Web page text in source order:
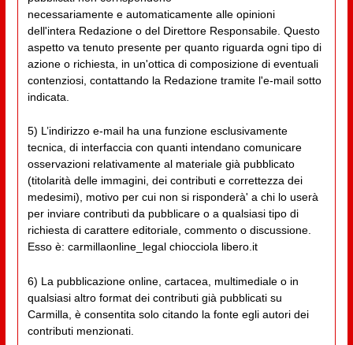
necessariamente e automaticamente alle opinioni
dell'intera Redazione o del Direttore Responsabile. Questo
aspetto va tenuto presente per quanto riguarda ogni tipo di
azione o richiesta, in un'ottica di composizione di eventuali
contenziosi, contattando la Redazione tramite l'e-mail sotto
indicata.
5) L’indirizzo e-mail ha una funzione esclusivamente
tecnica, di interfaccia con quanti intendano comunicare
osservazioni relativamente al materiale già pubblicato
(titolarità delle immagini, dei contributi e correttezza dei
medesimi), motivo per cui non si risponderà' a chi lo userà
per inviare contributi da pubblicare o a qualsiasi tipo di
richiesta di carattere editoriale, commento o discussione.
Esso è: carmillaonline_legal chiocciola libero.it
6) La pubblicazione online, cartacea, multimediale o in
qualsiasi altro format dei contributi già pubblicati su
Carmilla, è consentita solo citando la fonte egli autori dei
contributi menzionati.